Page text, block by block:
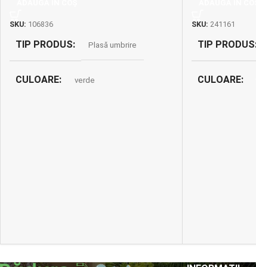
SKU: 106836
TIP PRODUS Plasă umbrire
CULOARE verde
SKU: 241161
TIP PRODUS
CULOARE